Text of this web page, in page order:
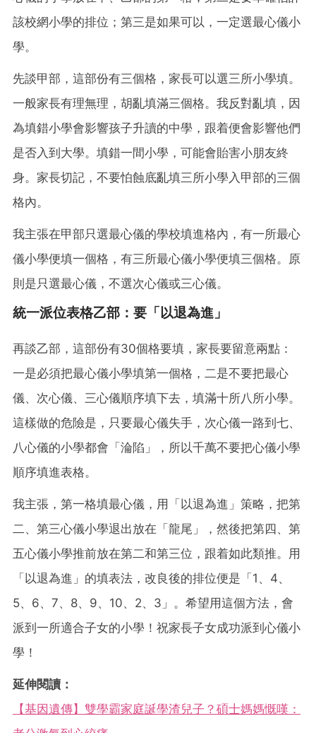
該校網小學的排位；第三是如果可以，一定選最心儀小
學。
先談甲部，這部份有三個格，家長可以選三所小學填。
一般家長有理無理，胡亂填滿三個格。我反對亂填，因
為填錯小學會影響孩子升讀的中學，跟着便會影響他們
是否入到大學。填錯一間小學，可能會貽害小朋友終
身。家長切記，不要怕蝕底亂填三所小學入甲部的三個
格內。
我主張在甲部只選最心儀的學校填進格內，有一所最心
儀小學便填一個格，有三所最心儀小學便填三個格。原
則是只選最心儀，不選次心儀或三心儀。
統一派位表格乙部：要「以退為進」
再談乙部，這部份有30個格要填，家長要留意兩點：
一是必須把最心儀小學填第一個格，二是不要把最心
儀、次心儀、三心儀順序填下去，填滿十所八所小學。
這樣做的危險是，只要最心儀失手，次心儀一路到七、
八心儀的小學都會「淪陷」，所以千萬不要把心儀小學
順序填進表格。
我主張，第一格填最心儀，用「以退為進」策略，把第
二、第三心儀小學退出放在「龍尾」，然後把第四、第
五心儀小學推前放在第二和第三位，跟着如此類推。用
「以退為進」的填表法，改良後的排位便是「1、4、
5、6、7、8、9、10、2、3」。希望用這個方法，會
派到一所適合子女的小學！祝家長子女成功派到心儀小
學！
延伸閱讀：
【基因遺傳】雙學霸家庭誕學渣兒子？碩士媽媽慨嘆：